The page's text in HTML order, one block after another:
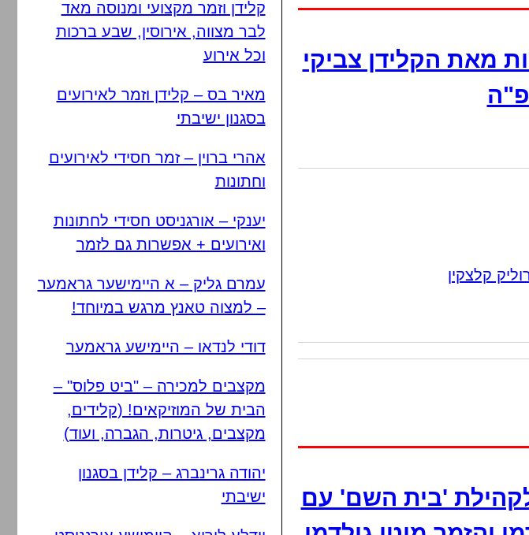
מאת הקלידן צביקי
קלצקין
'בית השם' עם
קלידן וזמר מקצועי ומנוסה מאד
לבר מצווה, אירוסין, שבע ברכות
וכל אירוע
מאיר בס – קלידן וזמר לאירועים
בסגנון ישיבתי
אהרי ברוין – זמר חסידי לאירועים
וחתונות
יענקי – אורגניסט חסידי לחתונות
ואירועים + אפשרות גם לזמר
עמרם גליק – א היימישער גראמער
– למצוה טאנץ מרגש במיוחד!
דודי לנדאו – היימישע גראמער
מקצבים למכירה – "ביט פלוס" –
הבית של המוזיקאים! (קלידים,
מקצבים, גיטרות, הגברה, ועוד)
יהודה גרינברג – קלידן בסגנון
ישיבתי